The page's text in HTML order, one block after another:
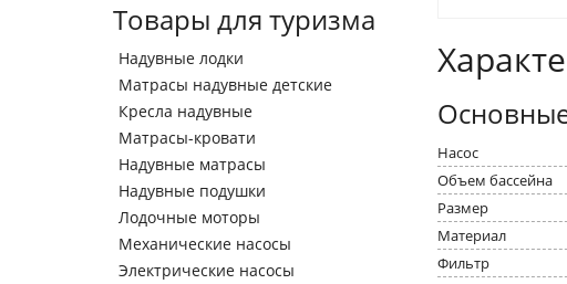
Товары для туризма
Надувные лодки
Матрасы надувные детские
Кресла надувные
Матрасы-кровати
Надувные матрасы
Надувные подушки
Лодочные моторы
Механические насосы
Электрические насосы
Насос
Объем бассейна
Размер
Материал
Фильтр